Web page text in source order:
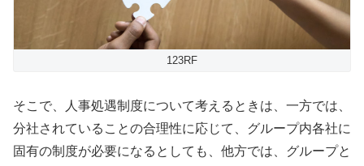
123RF
そこで、人事処遇制度について考えるときは、一方では、
分社されていることの合理性に応じて、グループ内各社に
固有の制度が必要になるとしても、他方では、グループと